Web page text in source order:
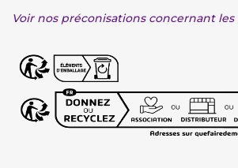
Voir nos préconisations concernant